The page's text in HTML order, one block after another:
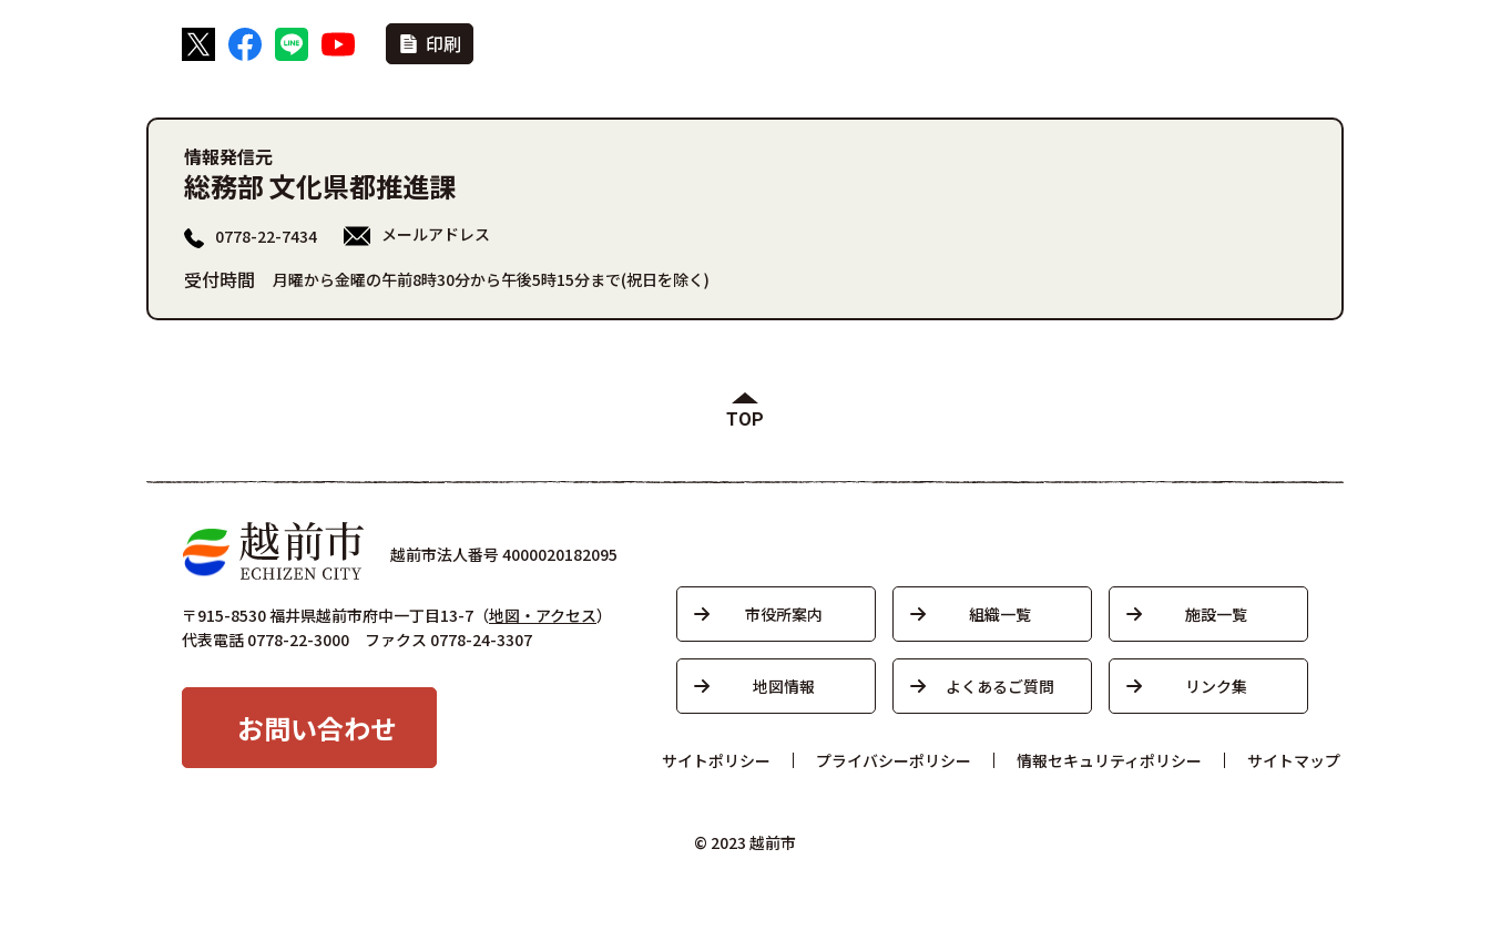
印刷
情報発信元
総務部 文化県都推進課
0778-22-7434 メールアドレス
受付時間 月曜から金曜の午前8時30分から午後5時15分まで(祝日を除く)
TOP
越前市法人番号 4000020182095
〒915-8530 福井県越前市府中一丁目13-7 （地図・アクセス）
代表電話 0778-22-3000 ファクス 0778-24-3307
お問い合わせ
市役所案内 組織一覧 施設一覧
地図情報 よくあるご質問 リンク集
サイトポリシー プライバシーポリシー 情報セキュリティポリシー サイトマップ
© 2023 越前市